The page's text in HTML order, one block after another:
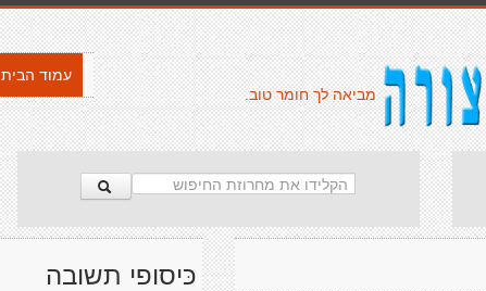
עמוד הבית
מביאה לך חומר טוב.
כּיסופי תשובה